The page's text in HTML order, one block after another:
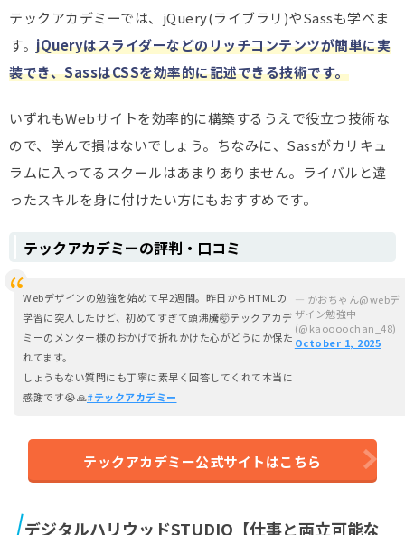
テックアカデミーでは、jQuery(ライブラリ)やSassも学べま
す。 jQueryはスライダーなどのリッチコンテンツが簡単に実
装でき、SassはCSSを効率的に記述できる技術です。
いずれもWebサイトを効率的に構築するうえで役立つ技術な
ので、学んで損はないでしょう。ちなみに、Sassがカリキュ
ラムに入ってるスクールはあまりありません。ライバルと違
ったスキルを身に付けたい方にもおすすめです。
テックアカデミーの評判・口コミ
Webデザインの勉強を始めて早2週間。昨日からHTMLの
学習に突入したけど、初めてすぎて頭沸騰🤯テックアカデ
ミーのメンター様のおかげで折れかけた心がどうにか保た
れてます。
しょうもない質問にも丁寧に素早く回答してくれて本当に
感謝です😭🙏#テックアカデミー
— かおちゃん@webデ
ザイン勉強中
(@kaoooochan_48)
October 1, 2025
テックアカデミー公式サイトはこちら
デジタルハリウッドSTUDIO【仕事と両立可能な